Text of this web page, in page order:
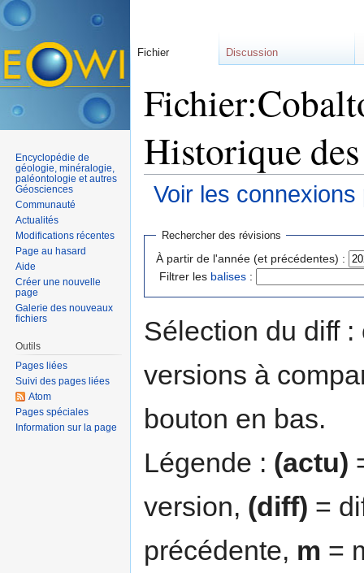
Historique
Voir les
Rechercher des révisions
À partir de l'année (et précédentes) :
Filtrer les balises :
Sélection du diff
versions à
bouton en bas.
Légende : (actu)
version, (diff) =
précédente, m =
Fichier Discussion
Encyclopédie de
géologie, minéralogie,
paléontologie et autres
Géosciences
Communauté
Actualités
Modifications récentes
Page au hasard
Aide
Créer une nouvelle
page
Galerie des nouveaux
fichiers
Outils
Pages liées
Suivi des pages liées
Atom
Pages spéciales
Information sur la page